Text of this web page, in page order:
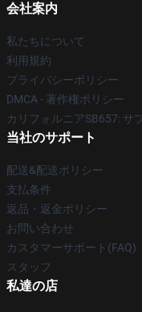
会社案内
私たちについて
利用規約
プライバシーポリシー
DMCA - 著作権ポリシー
カリフォルニアSB657: サ
当社のサポート
配送&配送ポリシー
支払条件
返品・返金ポリシー
お問い合わせ
カスタマーサポート(FAQ)
スタッフ
私達の店